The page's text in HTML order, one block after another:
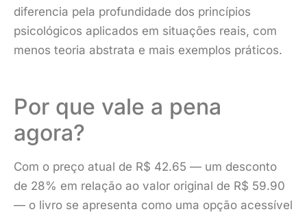
diferencia pela profundidade dos princípios
psicológicos aplicados em situações reais, com
menos teoria abstrata e mais exemplos práticos.
Por que vale a pena
agora?
Com o preço atual de R$ 42.65 — um desconto
de 28% em relação ao valor original de R$ 59.90
— o livro se apresenta como uma opção acessível